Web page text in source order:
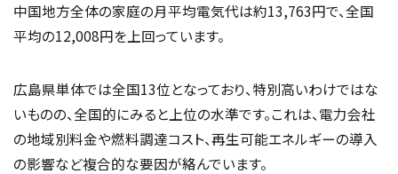
中国地方全体の家庭の月平均電気代は約13,763円で、全国
平均の12,008円を上回っています。
広島県単体では全国13位となっており、特別高いわけではな
いものの、全国的にみると上位の水準です。これは、電力会社
の地域別料金や燃料調達コスト、再生可能エネルギーの導入
の影響など複合的な要因が絡んでいます。